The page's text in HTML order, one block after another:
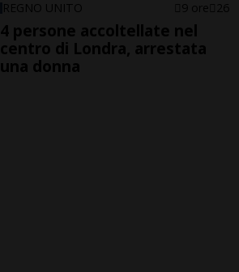
REGNO UNITO 9 ore 26
4 persone accoltellate nel
centro di Londra, arrestata
una donna